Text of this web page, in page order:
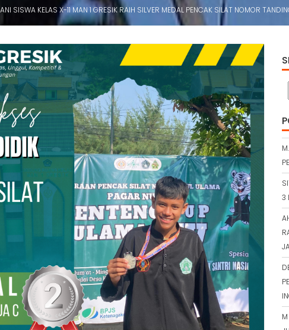
SISWA KELAS X-11 MAN 1 GRESIK RAIH SILVER MEDAL PENCAK SILAT NOMOR
3